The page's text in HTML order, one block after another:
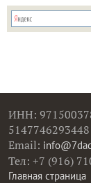
ИНН:
5147746293448
Email:
Тел: +7 (916)
Главная страница